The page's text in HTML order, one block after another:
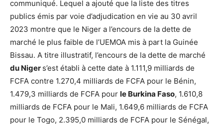
communiqué. Lequel a ajouté que la liste des titres
publics émis par voie d’adjudication en vie au 30 avril
2023 montre que le Niger a l’encours de la dette de
marché le plus faible de l’UEMOA mis à part la Guinée
Bissau. A titre illustratif, l’encours de la dette de marché
du Niger s’est établi à cette date à 1.111,9 milliards de
FCFA contre 1.270,4 milliards de FCFA pour le Bénin,
1.479,3 milliards de FCFA pour le Burkina Faso, 1.610,8
milliards de FCFA pour le Mali, 1.649,6 milliards de FCFA
pour le Togo, 2.395,0 milliards de FCFA pour le Sénégal,